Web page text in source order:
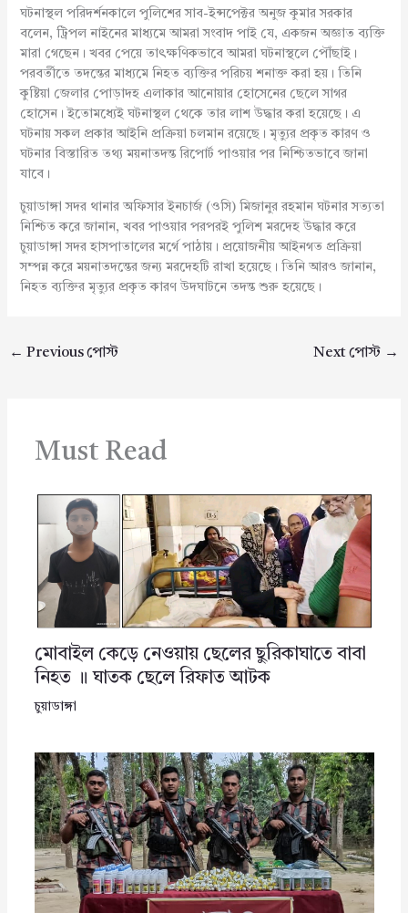
ঘটনাস্থল পরিদর্শনকালে পুলিশের সাব-ইন্সপেক্টর অনুজ কুমার সরকার
বলেন, ট্রিপল নাইনের মাধ্যমে আমরা সংবাদ পাই যে, একজন অজ্ঞাত ব্যক্তি
মারা গেছেন। খবর পেয়ে তাৎক্ষণিকভাবে আমরা ঘটনাস্থলে পৌঁছাই।
পরবর্তীতে তদন্তের মাধ্যমে নিহত ব্যক্তির পরিচয় শনাক্ত করা হয়। তিনি
কুষ্টিয়া জেলার পোড়াদহ এলাকার আনোয়ার হোসেনের ছেলে সাগর
হোসেন। ইতোমধ্যেই ঘটনাস্থল থেকে তার লাশ উদ্ধার করা হয়েছে। এ
ঘটনায় সকল প্রকার আইনি প্রক্রিয়া চলমান রয়েছে। মৃত্যুর প্রকৃত কারণ ও
ঘটনার বিস্তারিত তথ্য ময়নাতদন্ত রিপোর্ট পাওয়ার পর নিশ্চিতভাবে জানা
যাবে।
চুয়াডাঙ্গা সদর থানার অফিসার ইনচার্জ (ওসি) মিজানুর রহমান ঘটনার সত্যতা
নিশ্চিত করে জানান, খবর পাওয়ার পরপরই পুলিশ মরদেহ উদ্ধার করে
চুয়াডাঙ্গা সদর হাসপাতালের মর্গে পাঠায়। প্রয়োজনীয় আইনগত প্রক্রিয়া
সম্পন্ন করে ময়নাতদন্তের জন্য মরদেহটি রাখা হয়েছে। তিনি আরও জানান,
নিহত ব্যক্তির মৃত্যুর প্রকৃত কারণ উদঘাটনে তদন্ত শুরু হয়েছে।
← Previous পোস্ট Next পোস্ট →
Must Read
মোবাইল কেড়ে নেওয়ায় ছেলের ছুরিকাঘাতে বাবা
নিহত ॥ ঘাতক ছেলে রিফাত আটক
চুয়াডাঙ্গা